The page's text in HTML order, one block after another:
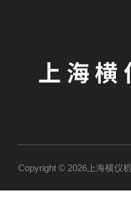
Copyright © 2026上海横仪